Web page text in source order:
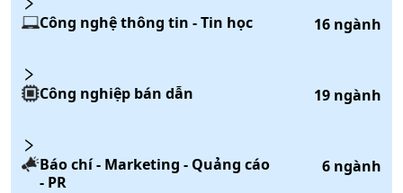
Công nghệ thông tin - Tin học 16 ngành
Công nghiệp bán dẫn 19 ngành
Báo chí - Marketing - Quảng cáo
- PR
6 ngành